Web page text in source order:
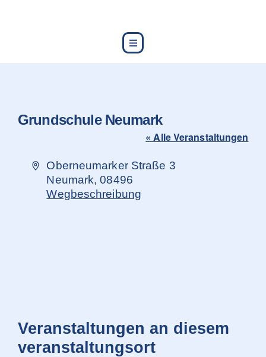
Grundschule Neumark
« Alle Veranstaltungen
Adresse
Oberneumarker Straße 3
Neumark, 08496
Wegbeschreibung
Veranstaltungen an diesem
veranstaltungsort